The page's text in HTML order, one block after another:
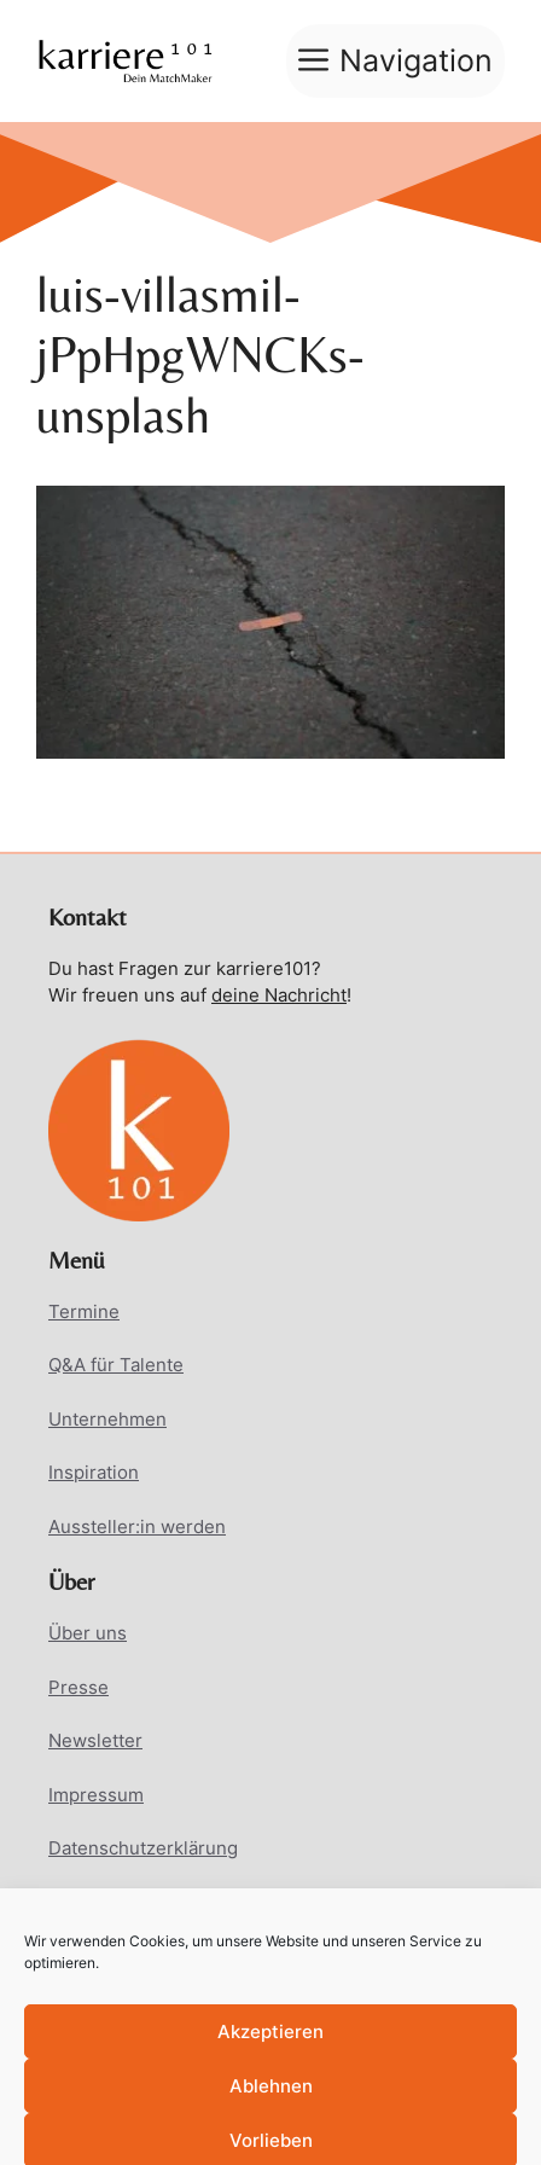
Wir verwenden Cookies, um unsere Website und unseren Service zu
optimieren.
Akzeptieren
Ablehnen
Vorlieben
Inhalt
springen
Navigation
luis-villasmil-
jPpHpgWNCKs-
unsplash
Kontakt
Du hast Fragen zur karriere101?
Wir freuen uns auf deine Nachricht!
Menü
Termine
Q&A für Talente
Unternehmen
Inspiration
Aussteller:in werden
Über
Über uns
Presse
Newsletter
Impressum
Datenschutzerklärung
Facebook
Instagram
LinkedIn